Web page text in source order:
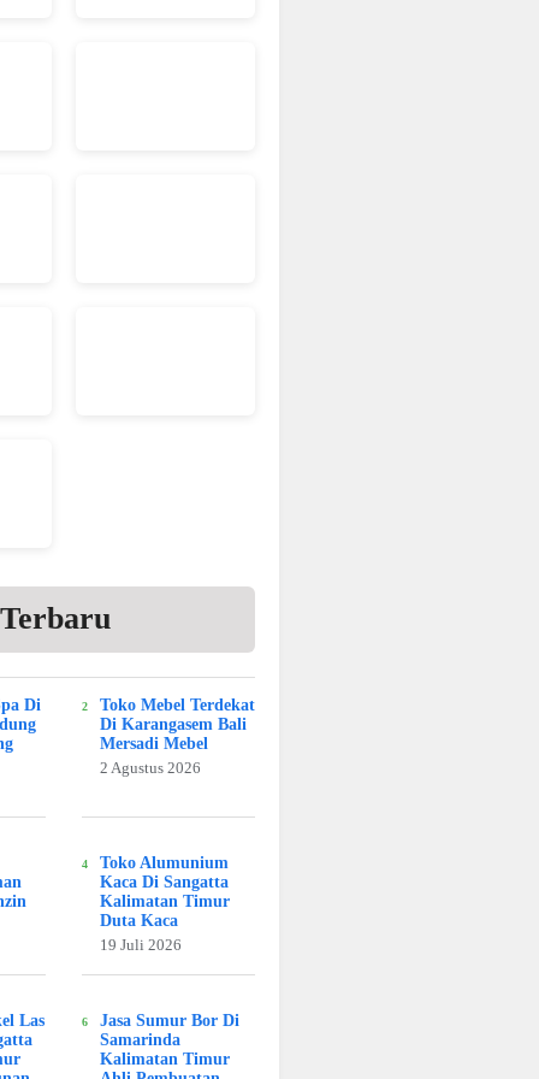
Terbaru
Di
Toko Mebel Terdekat
Di Karangasem Bali
Mersadi Mebel
2 Agustus 2026
Toko Alumunium
Kaca Di Sangatta
Kalimatan Timur
Duta Kaca
19 Juli 2026
Las
Jasa Sumur Bor Di
Samarinda
Kalimatan Timur